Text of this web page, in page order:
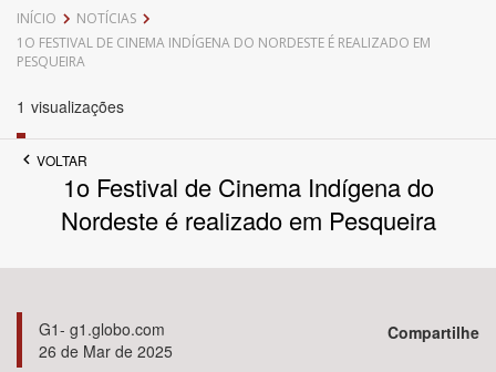
Data do Documento
Tema
INÍCIO
NOTÍCIAS
1O FESTIVAL DE CINEMA INDÍGENA DO NORDESTE É REALIZADO EM
PESQUEIRA
1 visualizações
VOLTAR
1o Festival de Cinema Indígena do
Nordeste é realizado em Pesqueira
G1- g1.globo.com
26 de Mar de 2025
Compartilhe